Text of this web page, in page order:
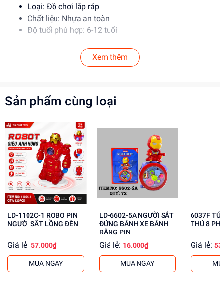
Loại: Đồ chơi lắp ráp
Chất liệu: Nhựa an toàn
Độ tuổi phù hợp: 6-12 tuổi
Hướng Dẫn Sử Dụng
Đọc kỹ hướng dẫn trước khi sử dụng
Lợi Ích Phát Triển
Phát triển tư duy sáng tạo, kỹ năng giải quyết vấn đề
Rèn luyện kỹ năng phối hợp, làm việc nhóm
Tăng cường khả năng quan sát, phân tích
Mua ngay tạidochoitinphat.com, chúng tôi cung cấp giá sỉ
cho khách buôn. Liên hệ ngay để biết thêm thông tin!
Xem thêm
Sản phẩm cùng loại
LD-1102C-1 ROBO PIN
NGƯỜI SẮT LỒNG ĐÈN
Giá lẻ: 57.000₫
MUA NGAY
LD-6602-5A NGƯỜI SẮT
ĐỨNG BÁNH XE BÁNH
RĂNG PIN
Giá lẻ: 16.000₫
MUA NGAY
6037F
THÚ 8
Giá lẻ: